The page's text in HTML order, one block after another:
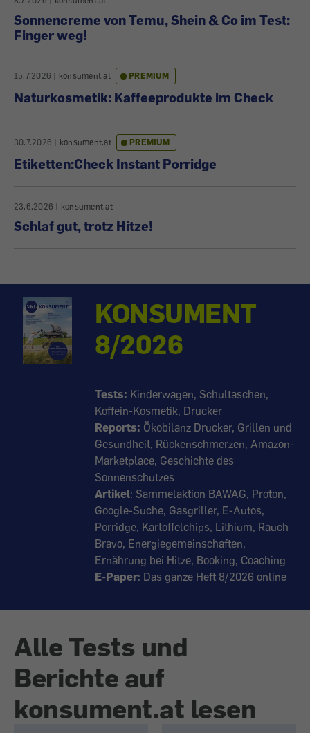
Sonnencreme von Temu, Shein & Co im Test:
Finger weg!
15.7.2026 | konsument.at PREMIUM
Naturkosmetik: Kaffeeprodukte im Check
30.7.2026 | konsument.at PREMIUM
Etiketten:Check Instant Porridge
23.6.2026 | konsument.at
Schlaf gut, trotz Hitze!
KONSUMENT
8/2026
Tests: Kinderwagen, Schultaschen,
Koffein-Kosmetik, Drucker
Reports: Ökobilanz Drucker, Grillen und
Gesundheit, Rückenschmerzen, Amazon-
Marketplace, Geschichte des
Sonnenschutzes
Artikel: Sammelaktion BAWAG, Proton,
Google-Suche, Gasgriller, E-Autos,
Porridge, Kartoffelchips, Lithium, Rauch
Bravo, Energiegemeinschaften,
Ernährung bei Hitze, Booking, Coaching
E-Paper: Das ganze Heft 8/2026 online
Alle Tests und
Berichte auf
konsument.at lesen